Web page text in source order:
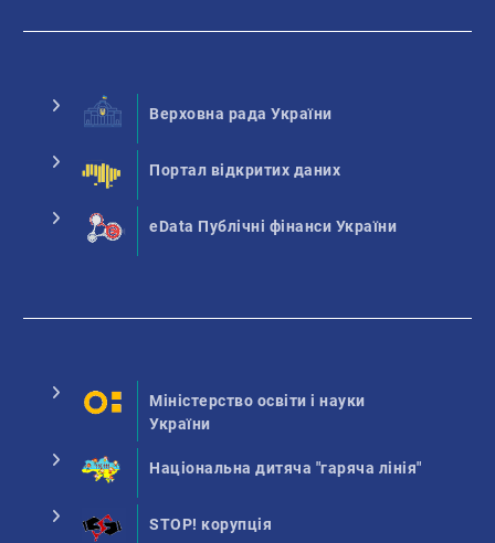
Верховна рада України
Портал відкритих даних
eData Публічні фінанси України
Міністерство освіти і науки
України
Національна дитяча "гаряча лінія"
STOP! корупція